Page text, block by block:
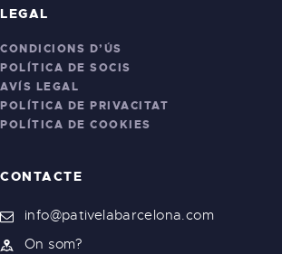
LEGAL
CONDICIONS D’ÚS
POLÍTICA DE SOCIS
AVÍS LEGAL
POLÍTICA DE PRIVACITAT
POLÍTICA DE COOKIES
CONTACTE
info@pativelabarcelona.com
On som?